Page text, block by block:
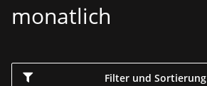
monatlich
Filter und Sortierung